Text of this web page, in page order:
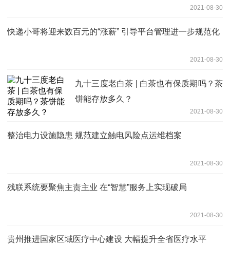
2021-08-30
快递小哥将迎来数百元的“涨薪” 引导平台管理进一步规范化
2021-08-30
九十三度老白茶 | 白茶也有保质期吗？茶
饼能存放多久？
2021-08-30
整治电力设施隐患 规范建立触电风险点运维档案
2021-08-30
残联系统要聚焦主责主业 在“智慧”服务上实现破局
2021-08-30
贵州推进国家区域医疗中心建设 大幅提升全省医疗水平